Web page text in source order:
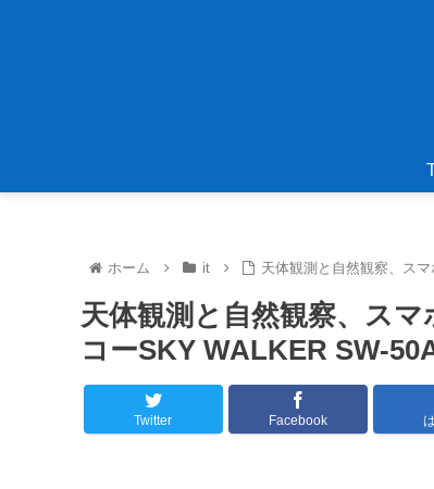
ホーム it 天体観測と自然観察、ス
天体観測と自然観察、ス
コーSKY WALKER SW-50A
Twitter Facebook